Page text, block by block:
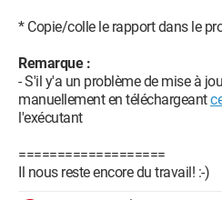
* Copie/colle le rapport dans le
Remarque :
- S'il y'a un problème de mise à
manuellement en téléchargeant
l'exécutant
===================
Il nous reste encore du travail! :-)